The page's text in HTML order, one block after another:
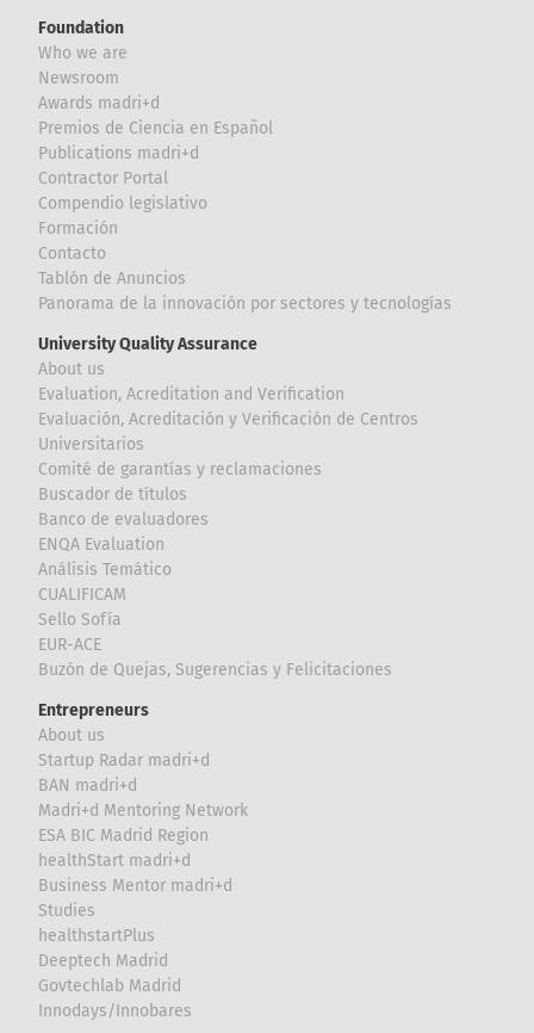
Foundation
Who we are
Newsroom
Awards madri+d
Premios de Ciencia en Español
Publications madri+d
Contractor Portal
Compendio legislativo
Formación
Contacto
Tablón de Anuncios
Panorama de la innovación por sectores y tecnologías
University Quality Assurance
About us
Evaluation, Acreditation and Verification
Evaluación, Acreditación y Verificación de Centros
Universitarios
Comité de garantías y reclamaciones
Buscador de títulos
Banco de evaluadores
ENQA Evaluation
Análisis Temático
CUALIFICAM
Sello Sofía
EUR-ACE
Buzón de Quejas, Sugerencias y Felicitaciones
Entrepreneurs
About us
Startup Radar madri+d
BAN madri+d
Madri+d Mentoring Network
ESA BIC Madrid Region
healthStart madri+d
Business Mentor madri+d
Studies
healthstartPlus
Deeptech Madrid
Govtechlab Madrid
Innodays/Innobares